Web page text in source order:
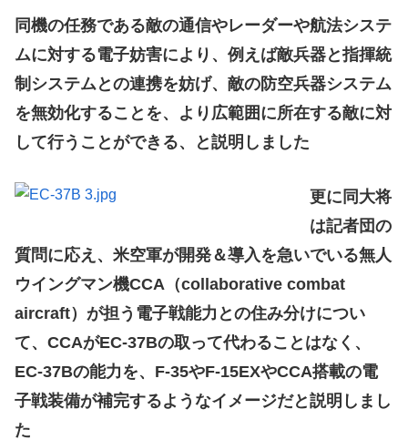
同機の任務である敵の通信やレーダーや航法システ
ムに対する電子妨害により、例えば敵兵器と指揮統
制システムとの連携を妨げ、敵の防空兵器システム
を無効化することを、より広範囲に所在する敵に対
して行うことができる、と説明しました
更に同大将
は記者団の
質問に応え、米空軍が開発＆導入を急いでいる無人
ウイングマン機CCA（collaborative combat
aircraft）が担う電子戦能力との住み分けについ
て、CCAがEC-37Bの取って代わることはなく、
EC-37Bの能力を、F-35やF-15EXやCCA搭載の電
子戦装備が補完するようなイメージだと説明しまし
た